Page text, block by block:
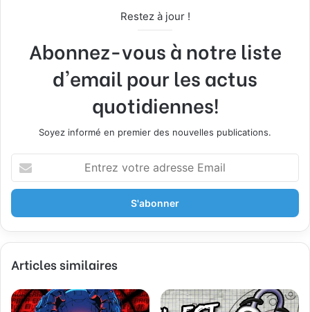
Restez à jour !
Abonnez-vous à notre liste
d'email pour les actus
quotidiennes!
Soyez informé en premier des nouvelles publications.
t
e
z
o
r
e
Articles similaires